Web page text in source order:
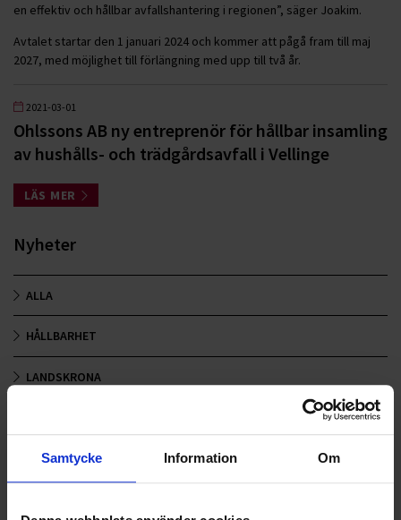
Samtycke Information Om
en effektiv och hållbar avfallshantering i regionen”, säger Joakim.
Avtalet startar den 1 januari 2024 och kommer att pågå fram till maj
2027, med möjlighet till förlängning med upp till två år.
2021-03-01
Ohlssons AB ny entreprenör för hållbar insamling
av hushålls- och trädgårdsavfall i Vellinge
LÄS MER
Nyheter
ALLA
HÅLLBARHET
LANDSKRONA
OHLSSONS REGION MITT